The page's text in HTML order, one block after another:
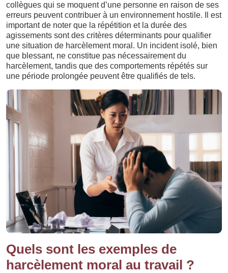
collègues qui se moquent d’une personne en raison de ses
erreurs peuvent contribuer à un environnement hostile. Il est
important de noter que la répétition et la durée des
agissements sont des critères déterminants pour qualifier
une situation de harcèlement moral. Un incident isolé, bien
que blessant, ne constitue pas nécessairement du
harcèlement, tandis que des comportements répétés sur
une période prolongée peuvent être qualifiés de tels.
Quels sont les exemples de
harcèlement moral au travail ?